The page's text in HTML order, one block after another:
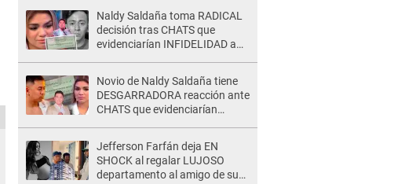
Naldy Saldaña toma RADICAL
decisión tras CHATS que
evidenciarían INFIDELIDAD a
Novio de Naldy Saldaña tiene
DESGARRADORA reacción ante
CHATS que evidenciarían
Jefferson Farfán deja EN
SHOCK al regalar LUJOSO
departamento al amigo de su